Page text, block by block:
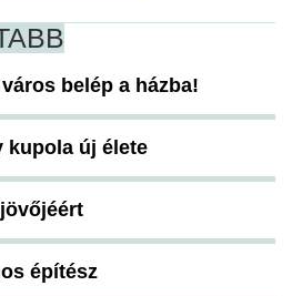
belép a házba!
kupola új élete
építész